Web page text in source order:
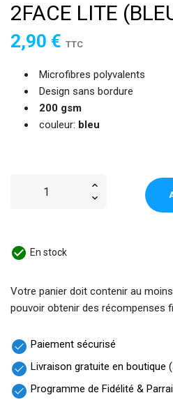
2FACE LITE
2,90 € TTC
Microfibres polyvalents
Design sans bordure
200 gsm
couleur: bleu
check_circle En stock
Votre panier doit contenir au
pouvoir obtenir des récompenses
check_circle Paiement sécurisé
check_circle Livraison gratuite en boutique
check_circle Programme de Fidélité &